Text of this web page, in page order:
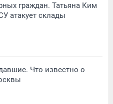
граждан. Татьяна Ким
атакует склады
Что известно о